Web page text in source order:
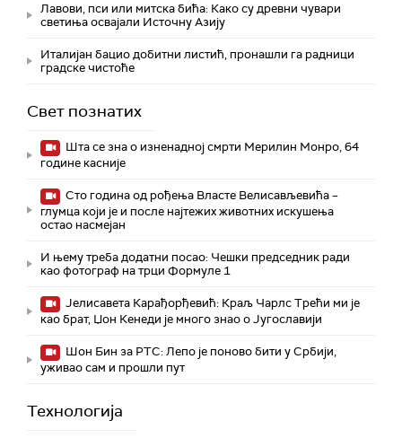
Лавови, пси или митска бића: Како су древни чувари
светиња освајали Источну Азију
Италијан бацио добитни листић, пронашли га радници
градске чистоће
Свет познатих
Шта се зна о изненадној смрти Мерилин Монро, 64
године касније
Сто година од рођења Власте Велисављевића –
глумца који је и после најтежих животних искушења
остао насмејан
И њему треба додатни посао: Чешки председник ради
као фотограф на трци Формуле 1
Јелисавета Карађорђевић: Краљ Чарлс Трећи ми је
као брат, Џон Кенеди је много знао о Југославији
Шон Бин за РТС: Лепо је поново бити у Србији,
уживао сам и прошли пут
Технологијa